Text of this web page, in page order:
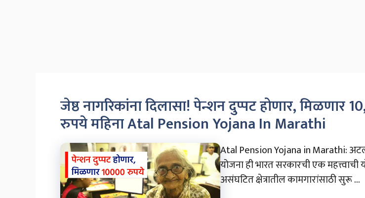
जेष्ठ नागरिकांना दिलासा! पेन्शन दुप्पट होणार, मिळणार
रुपये महिना Atal Pension Yojana In Marathi
Atal Pension Yojana in Marathi:
योजना ही भारत सरकारची एक
असंघटित क्षेत्रातील कामगारांसाठी सुरू ...